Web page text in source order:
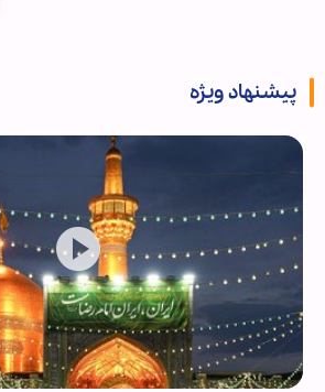
پیشنهاد ویژه